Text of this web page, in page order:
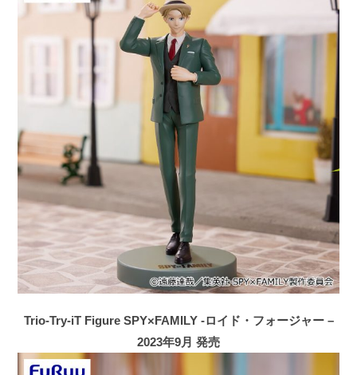
Trio-Try-iT Figure SPY×FAMILY -ロイド・フォージャー –
2023年9月 発売